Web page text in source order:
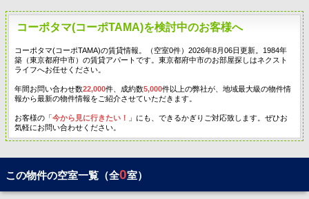
コーポタマ(コーポTAMA)を検討中のお客様へ
コーポタマ(コーポTAMA)の賃貸情報。（空室0件）2026年8月06日更新。1984年
築（東京都府中市）の賃貸アパートです。東京都府中市のお部屋探しはネクスト
ライフへお任せください。
年間お問い合わせ数22,000件、成約数5,000件以上の弊社が、地域最大級の物件情
報から最新の物件情報をご紹介させていただきます。
お客様の「今から見に行きたい！
」にも、できるかぎりご対応致します。ぜひお
気軽にお問い合わせください。
この物件の空室一覧（全0室）